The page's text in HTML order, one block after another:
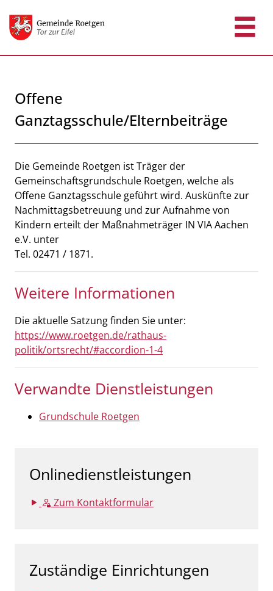
Zum Hauptinhalt springen
Offene
Ganztagsschule/Elternbeiträge
Beschreibung
Die Gemeinde Roetgen ist Träger der
Gemeinschaftsgrundschule Roetgen, welche als
Offene Ganztagsschule geführt wird. Auskünfte zur
Nachmittagsbetreuung und zur Aufnahme von
Kindern erteilt der Maßnahmeträger IN VIA Aachen
e.V. unter
Tel. 02471 / 1871.
Weitere Informationen
Die aktuelle Satzung finden Sie unter:
https://www.roetgen.de/rathaus-
politik/ortsrecht/#accordion-1-4
Verwandte Dienstleistungen
Grundschule Roetgen
Onlinedienstleistungen
Zum Kontaktformular
Zuständige Einrichtungen